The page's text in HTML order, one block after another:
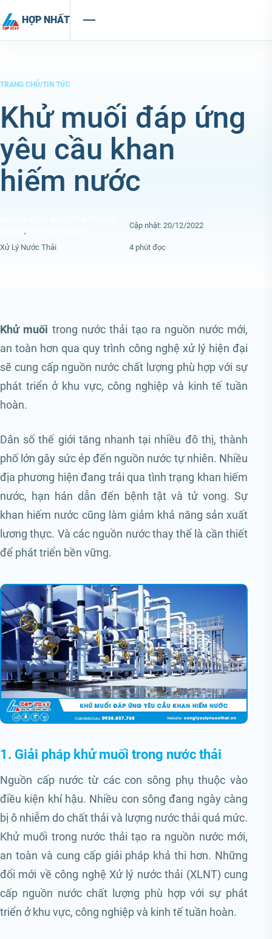
HỢP NHẤT
TRANG CHỦ/TIN TỨC
Khử muối đáp ứng
yêu cầu khan
hiếm nước
,
Cập nhật: 20/12/2022
Xử Lý Nước Thải 4 phút đọc
Khử muối trong nước thải tạo ra nguồn nước mới,
an toàn hơn qua quy trình công nghệ xử lý hiện đại
sẽ cung cấp nguồn nước chất lượng phù hợp với sự
phát triển ở khu vực, công nghiệp và kinh tế tuần
hoàn.
Dân số thế giới tăng nhanh tại nhiều đô thị, thành
phố lớn gây sức ép đến nguồn nước tự nhiên. Nhiều
địa phương hiện đang trải qua tình trạng khan hiếm
nước, hạn hán dẫn đến bệnh tật và tử vong. Sự
khan hiếm nước cũng làm giảm khả năng sản xuất
lương thực. Và các nguồn nước thay thế là cần thiết
để phát triển bền vững.
1. Giải pháp khử muối trong nước thải
Nguồn cấp nước từ các con sông phụ thuộc vào
điều kiện khí hậu. Nhiều con sông đang ngày càng
bị ô nhiễm do chất thải và lượng nước thải quá mức.
Khử muối trong nước thải tạo ra nguồn nước mới,
an toàn và cung cấp giải pháp khả thi hơn. Những
đổi mới về công nghệ Xử lý nước thải (XLNT) cung
cấp nguồn nước chất lượng phù hợp với sự phát
triển ở khu vực, công nghiệp và kinh tế tuần hoàn.